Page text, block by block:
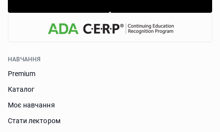
НАВЧАННЯ
Premium
Каталог
Моє навчання
Стати лектором